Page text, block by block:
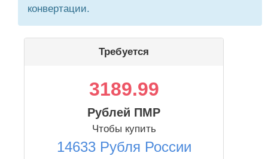
конвертации.
Требуется
3189.99
Рублей ПМР
Чтобы купить
14633 Рубля России